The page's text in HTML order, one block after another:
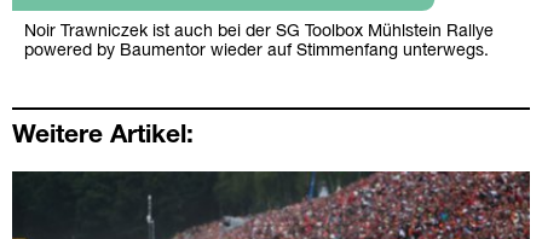
Noir Trawniczek ist auch bei der SG Toolbox Mühlstein Rallye
powered by Baumentor wieder auf Stimmenfang unterwegs.
Weitere Artikel: